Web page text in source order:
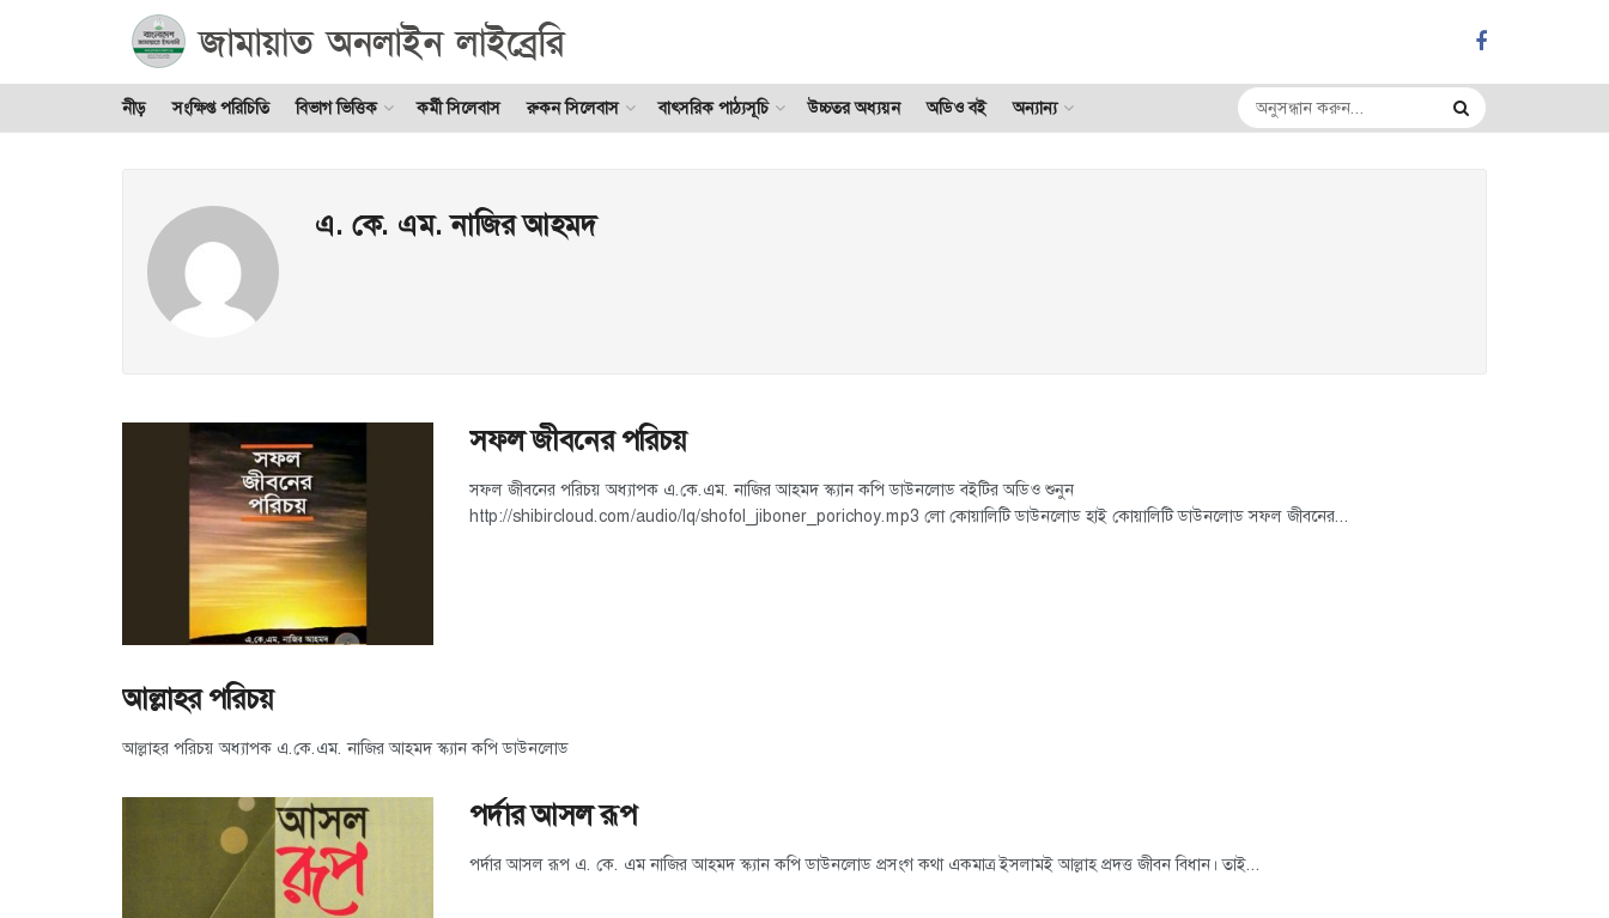
নীড় সংক্ষিপ্ত পরিচিতি বিভাগ ভিত্তিক কর্মী সিলেবাস রুকন সিলেবাস বাৎসরিক পাঠ্যসূচি উচ্চতর অধ্যয়ন অডিও বই অন্যান্য
এ. কে. এম. নাজির আহমদ
সফল জীবনের পরিচয়
সফল জীবনের পরিচয় অধ্যাপক এ.কে.এম. নাজির আহমদ স্ক্যান কপি ডাউনলোড বইটির অডিও শুনুন
http://shibircloud.com/audio/lq/shofol_jiboner_porichoy.mp3 লো কোয়ালিটি ডাউনলোড হাই কোয়ালিটি ডাউনলোড সফল জীবনের...
আল্লাহর পরিচয়
আল্লাহর পরিচয় অধ্যাপক এ.কে.এম. নাজির আহমদ স্ক্যান কপি ডাউনলোড
পর্দার আসল রূপ
পর্দার আসল রূপ এ. কে. এম নাজির আহমদ স্ক্যান কপি ডাউনলোড প্রসংগ কথা একমাত্র ইসলামই আল্লাহ প্রদত্ত জীবন বিধান। তাই...